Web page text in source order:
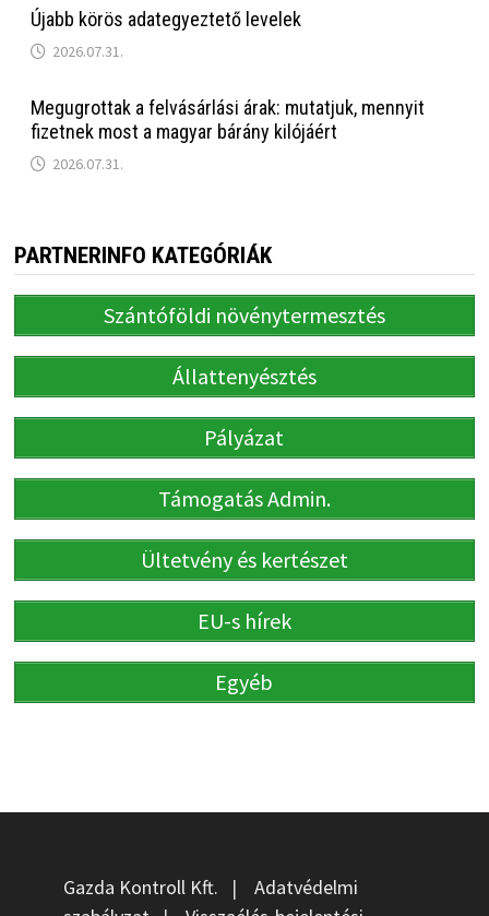
Újabb körös adategyeztető levelek
2026.07.31.
Megugrottak a felvásárlási árak: mutatjuk, mennyit
fizetnek most a magyar bárány kilójáért
2026.07.31.
PARTNERINFO KATEGÓRIÁK
Szántóföldi növénytermesztés
Állattenyésztés
Pályázat
Támogatás Admin.
Ültetvény és kertészet
EU-s hírek
Egyéb
Gazda Kontroll Kft. | Adatvédelmi